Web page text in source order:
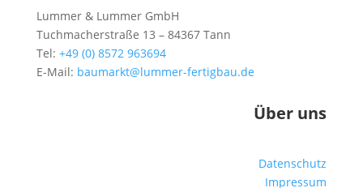
Lummer & Lummer GmbH
Tuchmacherstraße 13 – 84367 Tann
Tel: +49 (0) 8572 963694
E-Mail: baumarkt@lummer-fertigbau.de
Über uns
Datenschutz
Impressum